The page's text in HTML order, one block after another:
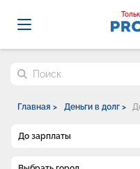
Probrokery -
Поиск по сайту
Главная > Деньги в долг >
До зарплаты